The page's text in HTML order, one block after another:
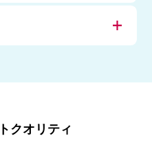
クオリティ